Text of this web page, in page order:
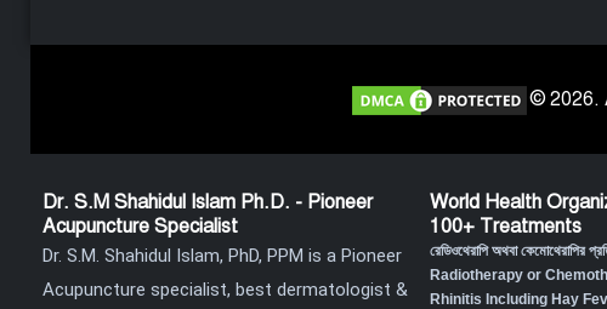
© 2026.
Dr. S.M Shahidul Islam Ph.D. - Pioneer
Acupuncture Specialist
Dr. S.M. Shahidul Islam, PhD, PPM is a Pioneer
Acupuncture specialist, best dermatologist &
World Health
100+ Treatments
রেডিওথেরাপি অথবা
Radiotherapy or
Rhinitis Including Hay